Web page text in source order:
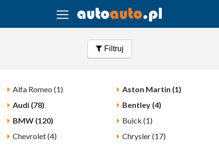
Filtruj
Alfa Romeo (1)
Aston Martin (1)
Audi (78)
Bentley (4)
BMW (120)
Buick (1)
Chevrolet (4)
Chrysler (17)